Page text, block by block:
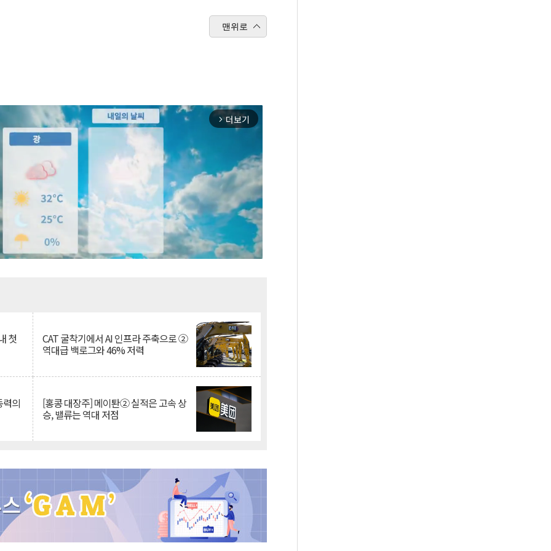
맨위로
arrow_forward_ios 더보기
첫 CAT 굴착기에서 AI 인프라 주축으로 ②
역대급 백로그와 46% 저력
의 [홍콩 대장주] 메이퇀② 실적은 고속 상
승, 밸류는 역대 저점